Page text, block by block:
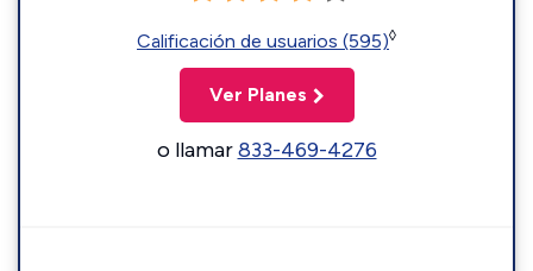
Calificación de usuarios (595)◊
Ver Planes
o llamar833-469-4276